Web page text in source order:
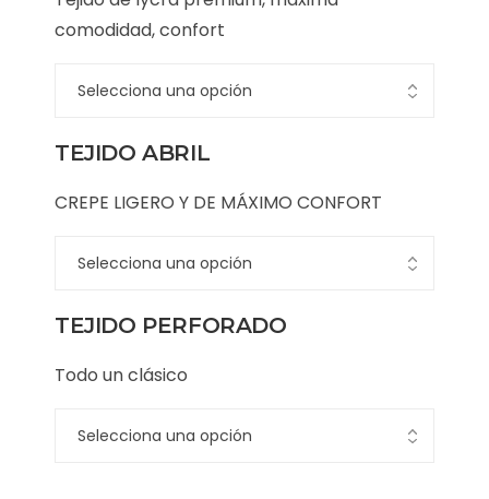
comodidad, confort
TEJIDO ABRIL
CREPE LIGERO Y DE MÁXIMO CONFORT
TEJIDO PERFORADO
Todo un clásico